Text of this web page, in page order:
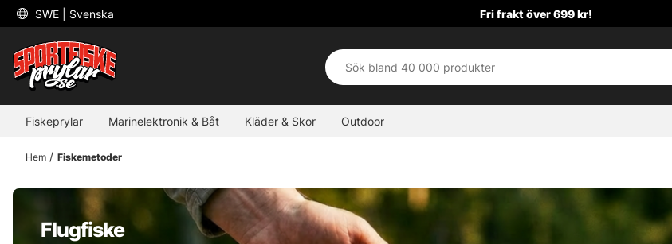
SWE | Svenska Fri frakt över 699 kr!
Fiskeprylar Marinelektronik & Båt Kläder & Skor Outdoor
Hem Fiskemetoder
Flugfiske